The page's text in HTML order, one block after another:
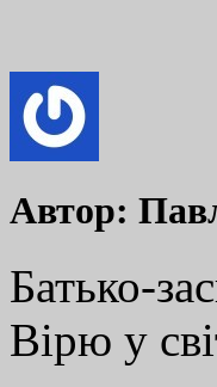
Автор:
Батько-
Вірю у